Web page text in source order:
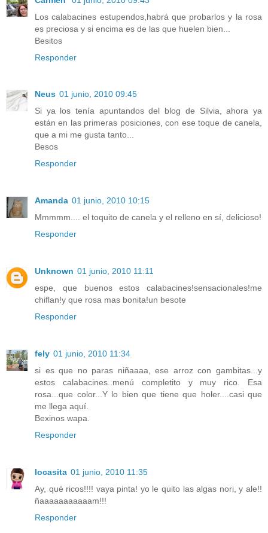
Los calabacines estupendos,habrá que probarlos y la rosa
es preciosa y si encima es de las que huelen bien...
Besitos
Responder
Neus 01 junio, 2010 09:45
Si ya los tenía apuntandos del blog de Silvia, ahora ya
están en las primeras posiciones, con ese toque de canela,
que a mi me gusta tanto...
Besos
Responder
Amanda 01 junio, 2010 10:15
Mmmmm.... el toquito de canela y el relleno en sí, delicioso!
Responder
Unknown 01 junio, 2010 11:11
espe, que buenos estos calabacines!sensacionales!me
chiflan!y que rosa mas bonita!un besote
Responder
fely 01 junio, 2010 11:34
si es que no paras niñaaaa, ese arroz con gambitas...y
estos calabacines..menú completito y muy rico. Esa
rosa...que color...Y lo bien que tiene que holer....casi que
me llega aquí.
Bexinos wapa.
Responder
locasita 01 junio, 2010 11:35
Ay, qué ricos!!!! vaya pinta! yo le quito las algas nori, y ale!!
ñaaaaaaaaaaam!!!
Responder